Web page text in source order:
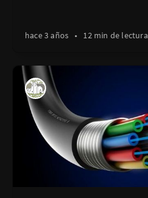
hace 3 años • 12 min de lectura